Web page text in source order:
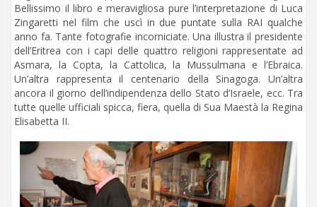
Bellissimo il libro e meravigliosa pure l’interpretazione di Luca
Zingaretti nel film che uscì in due puntate sulla RAI qualche
anno fa. Tante fotografie incorniciate. Una illustra il presidente
dell’Eritrea con i capi delle quattro religioni rappresentate ad
Asmara, la Copta, la Cattolica, la Mussulmana e l’Ebraica.
Un’altra rappresenta il centenario della Sinagoga. Un’altra
ancora il giorno dell’indipendenza dello Stato d’Israele, ecc. Tra
tutte quelle ufficiali spicca, fiera, quella di Sua Maestà la Regina
Elisabetta II.